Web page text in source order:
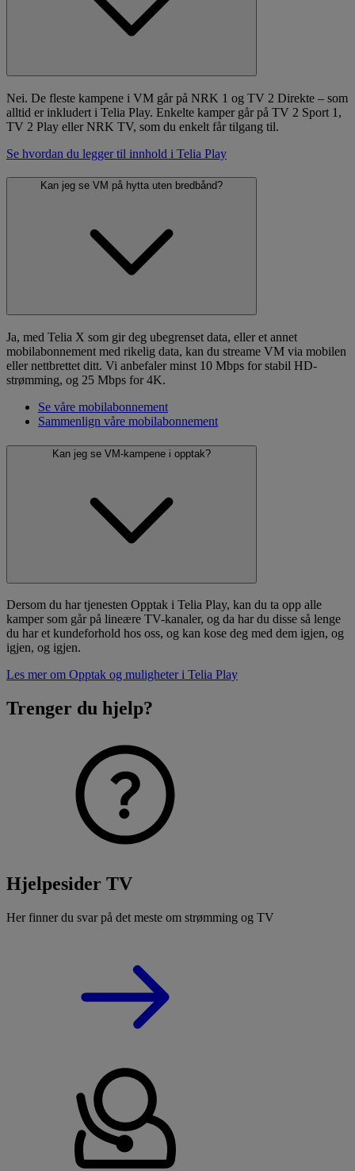
Nei. De fleste kampene i VM går på NRK 1 og TV 2 Direkte – som
alltid er inkludert i Telia Play. Enkelte kamper går på TV 2 Sport 1,
TV 2 Play eller NRK TV, som du enkelt får tilgang til.
Se hvordan du legger til innhold i Telia Play
Kan jeg se VM på hytta uten bredbånd?
Ja, med Telia X som gir deg ubegrenset data, eller et annet
mobilabonnement med rikelig data, kan du streame VM via mobilen
eller nettbrettet ditt. Vi anbefaler minst 10 Mbps for stabil HD-
strømming, og 25 Mbps for 4K.
Se våre mobilabonnement
Sammenlign våre mobilabonnement
Kan jeg se VM-kampene i opptak?
Dersom du har tjenesten Opptak i Telia Play, kan du ta opp alle
kamper som går på lineære TV-kanaler, og da har du disse så lenge
du har et kundeforhold hos oss, og kan kose deg med dem igjen, og
igjen, og igjen.
Les mer om Opptak og muligheter i Telia Play
Trenger du hjelp?
Hjelpesider TV
Her finner du svar på det meste om strømming og TV